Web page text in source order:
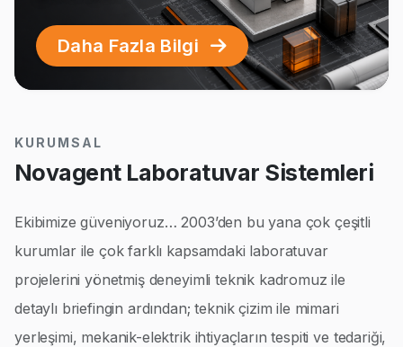
Daha Fazla Bilgi
KURUMSAL
Novagent Laboratuvar Sistemleri
Ekibimize güveniyoruz… 2003’den bu yana çok çeşitli
kurumlar ile çok farklı kapsamdaki laboratuvar
projelerini yönetmiş deneyimli teknik kadromuz ile
detaylı briefingin ardından; teknik çizim ile mimari
yerleşimi, mekanik-elektrik ihtiyaçların tespiti ve tedariği,